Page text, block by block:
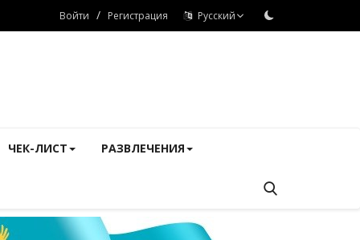
Войти / Регистрация Русский
ЧЕК-ЛИСТ РАЗВЛЕЧЕНИЯ